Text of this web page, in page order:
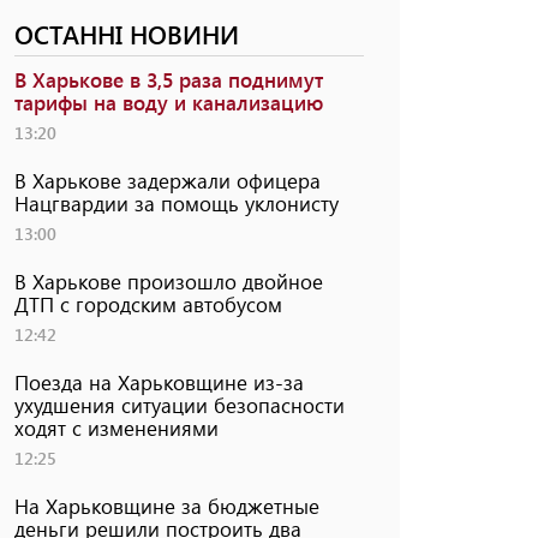
ОСТАННІ НОВИНИ
В Харькове в 3,5 раза поднимут
тарифы на воду и канализацию
13:20
В Харькове задержали офицера
Нацгвардии за помощь уклонисту
13:00
В Харькове произошло двойное
ДТП с городским автобусом
12:42
Поезда на Харьковщине из-за
ухудшения ситуации безопасности
ходят с изменениями
12:25
На Харьковщине за бюджетные
деньги решили построить два